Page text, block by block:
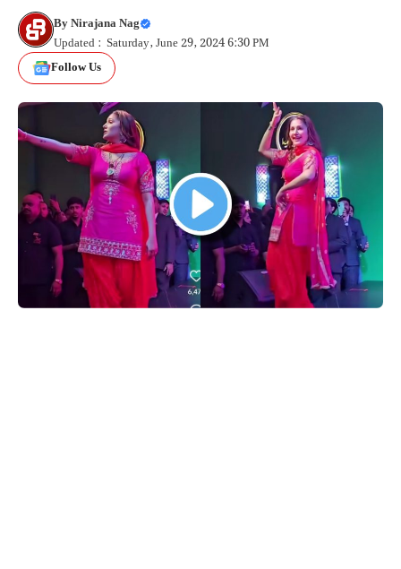
ByNirajana Nag
Updated : Saturday, June 29, 2024 6:30 PM
Follow Us